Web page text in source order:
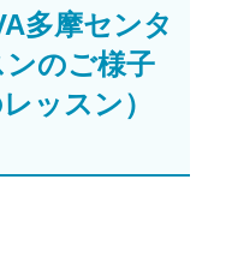
多摩センタ
のご様子
ッスン）